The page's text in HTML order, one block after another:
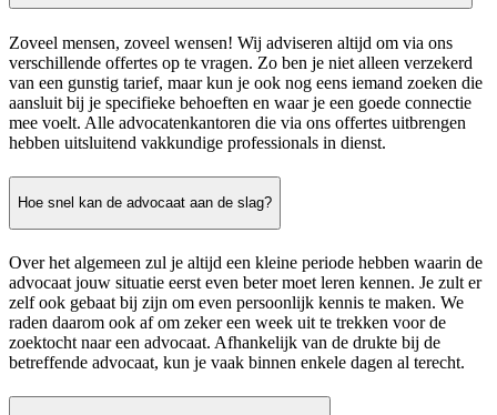
Zoveel mensen, zoveel wensen! Wij adviseren altijd om via ons
verschillende offertes op te vragen. Zo ben je niet alleen verzekerd
van een gunstig tarief, maar kun je ook nog eens iemand zoeken die
aansluit bij je specifieke behoeften en waar je een goede connectie
mee voelt. Alle advocatenkantoren die via ons offertes uitbrengen
hebben uitsluitend vakkundige professionals in dienst.
Hoe snel kan de advocaat aan de slag?
Over het algemeen zul je altijd een kleine periode hebben waarin de
advocaat jouw situatie eerst even beter moet leren kennen. Je zult er
zelf ook gebaat bij zijn om even persoonlijk kennis te maken. We
raden daarom ook af om zeker een week uit te trekken voor de
zoektocht naar een advocaat. Afhankelijk van de drukte bij de
betreffende advocaat, kun je vaak binnen enkele dagen al terecht.